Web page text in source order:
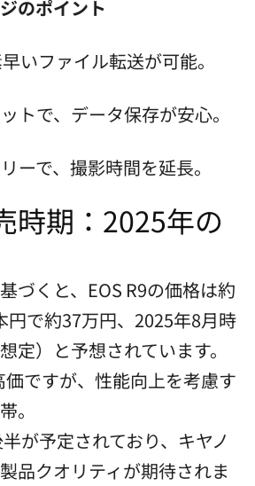
のポイント
いファイル転送が可能。
トで、データ保存が安心。
ーで、撮影時間を延長。
時期：2025年の
づくと、EOS R9の価格は約
円で約37万円、2025年8月時
定）と予想されています。
価ですが、性能向上を考慮す
。
が予定されており、キヤノ
品クオリティが期待されま